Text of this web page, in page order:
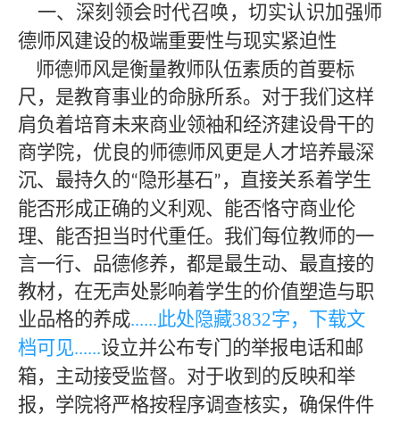
一、深刻领会时代召唤，切实认识加强师
德师风建设的极端重要性与现实紧迫性
师德师风是衡量教师队伍素质的首要标
尺，是教育事业的命脉所系。对于我们这样
肩负着培育未来商业领袖和经济建设骨干的
商学院，优良的师德师风更是人才培养最深
沉、最持久的“ 隐形基石”，直接关系着学生
能否形成正确的义利观、能否恪守商业伦
理、能否担当时代重任。我们每位教师的一
言一行、品德修养，都是最生动、最直接的
教材，在无声处影响着学生的价值塑造与职
业品格的养成......此处隐藏3832字，下载文
档可见......设立并公布专门的举报电话和邮
箱，主动接受监督。对于收到的反映和举
报，学院将严格按程序调查核实，确保件件